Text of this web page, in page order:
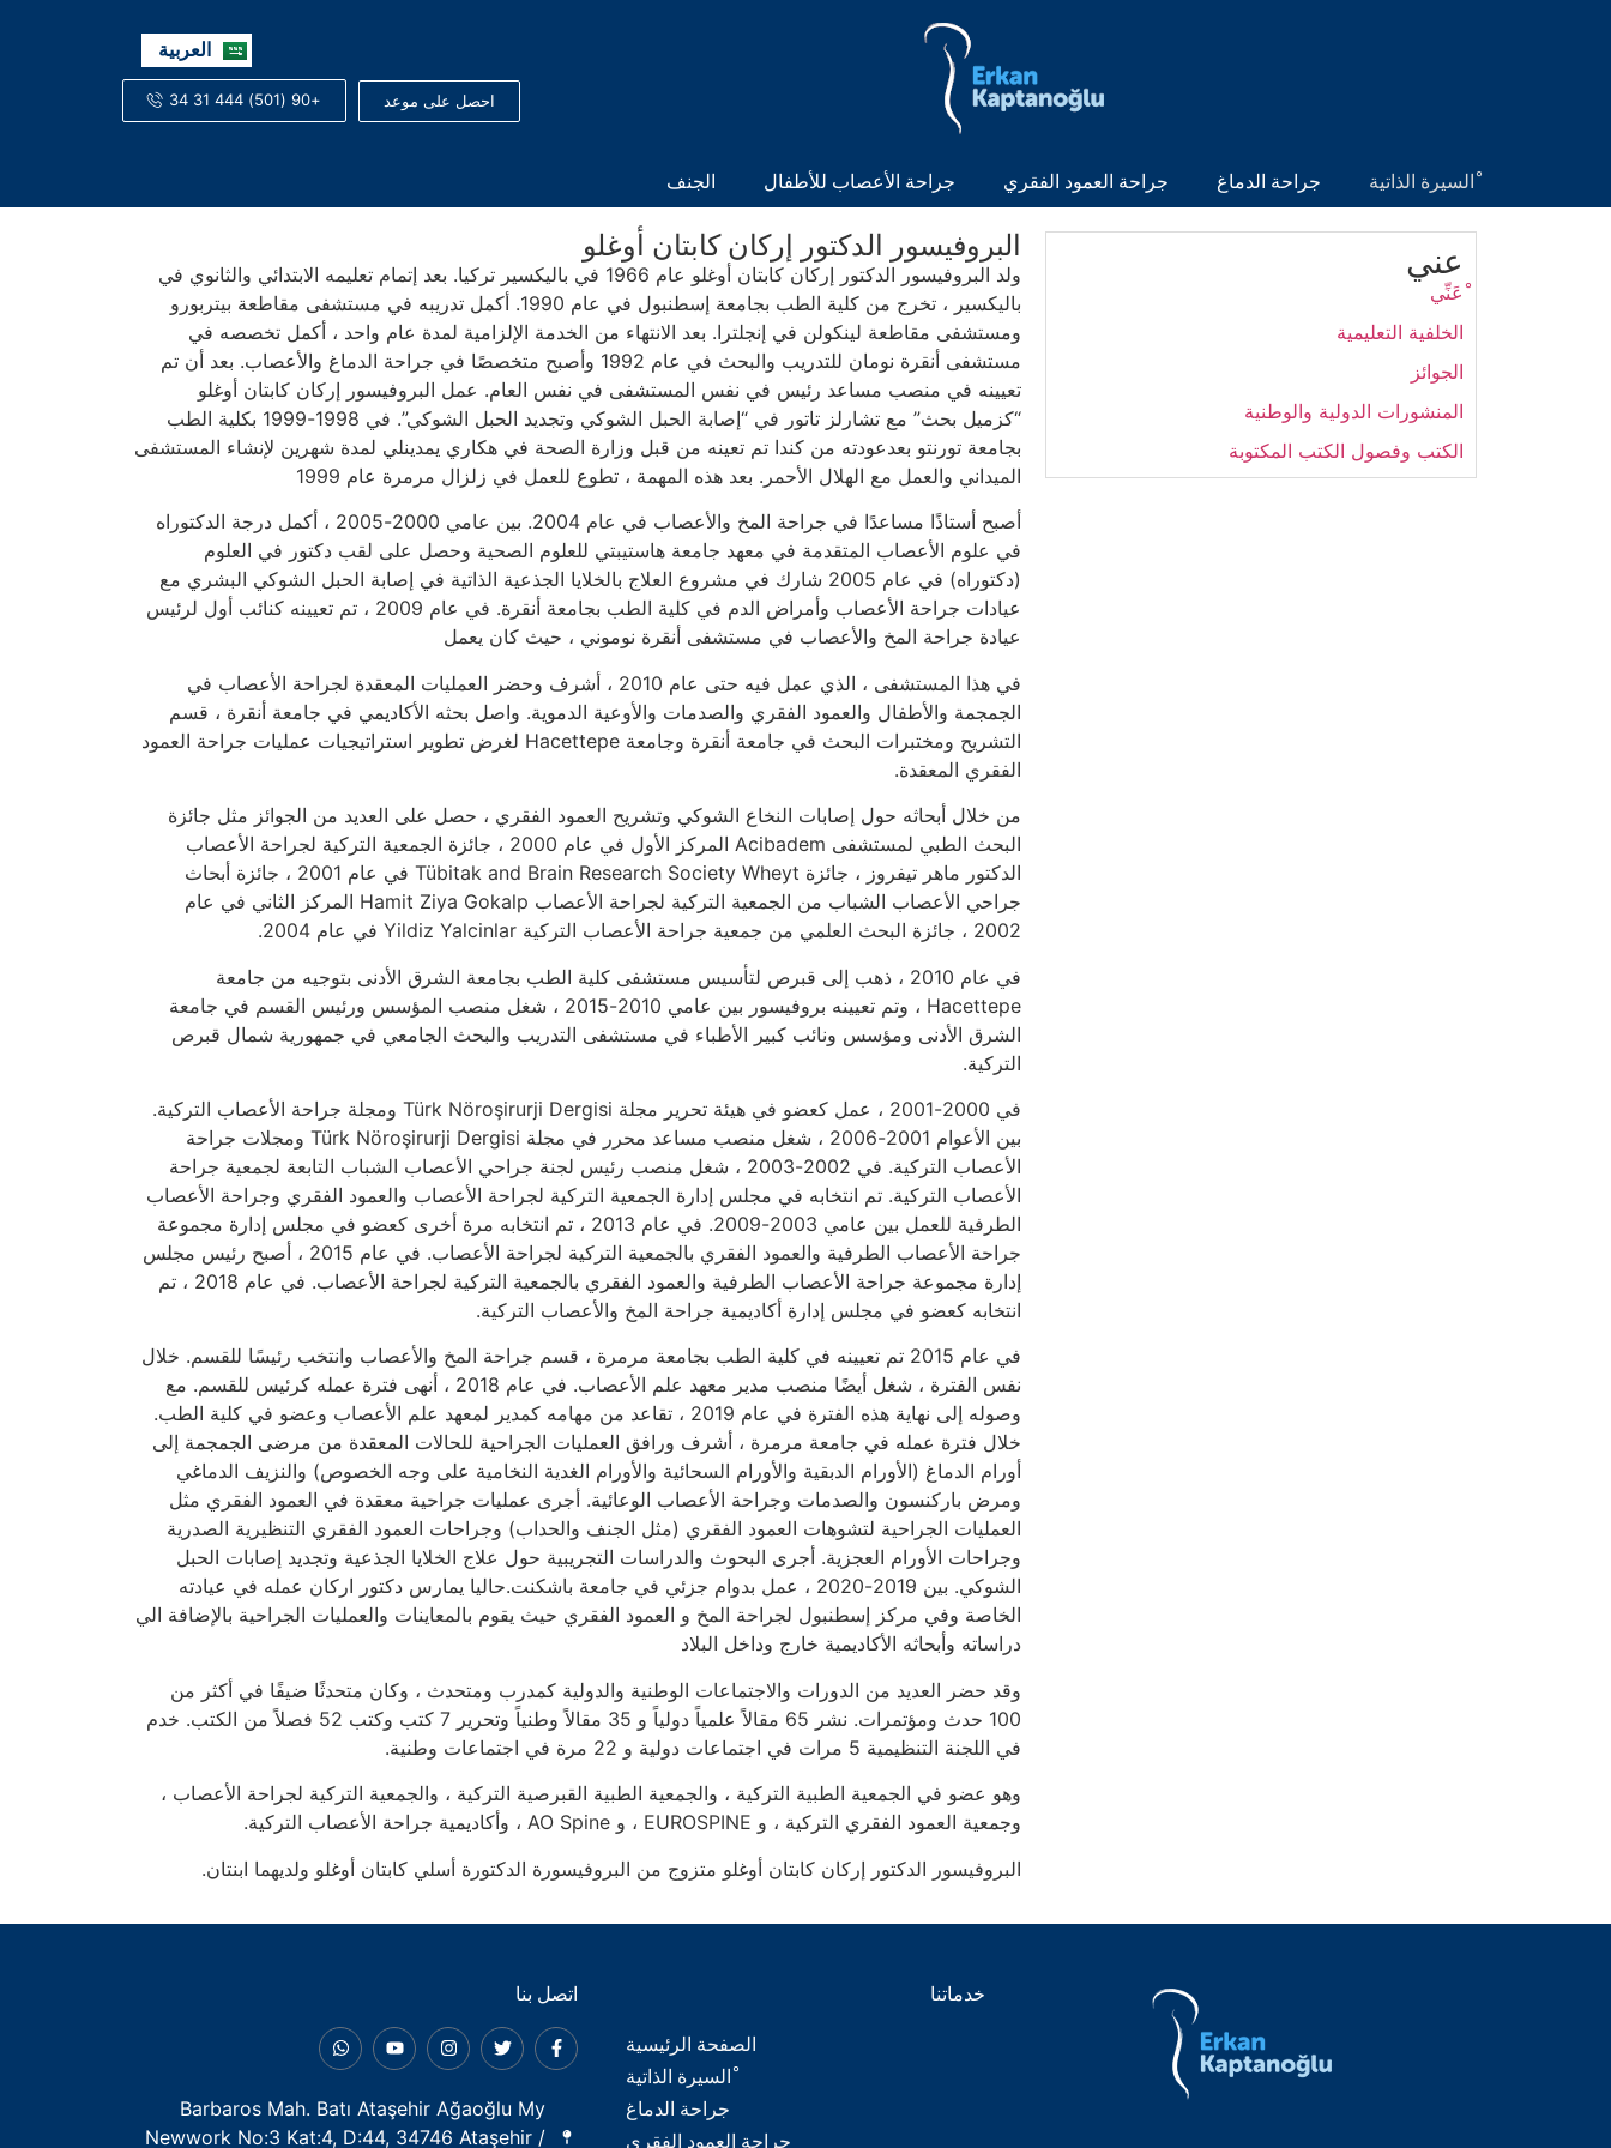
العربية
Русский
احصل على موعد +90 (501) 444 31 34
ْالسيرة الذاتية جراحة الدماغ جراحة العمود الفقري جراحة الأعصاب للأطفال الجنف
عني
ْعَنِّي
الخلفية التعليمية
الجوائز
المنشورات الدولية والوطنية
الكتب وفصول الكتب المكتوبة
البروفيسور الدكتور إركان كابتان أوغلو
ولد البروفيسور الدكتور إركان كابتان أوغلو عام 1966 في باليكسير تركيا. بعد إتمام تعليمه الابتدائي والثانوي في
باليكسير ، تخرج من كلية الطب بجامعة إسطنبول في عام 1990. أكمل تدريبه في مستشفى مقاطعة بيتربورو
ومستشفى مقاطعة لينكولن في إنجلترا. بعد الانتهاء من الخدمة الإلزامية لمدة عام واحد ، أكمل تخصصه في
مستشفى أنقرة نومان للتدريب والبحث في عام 1992 وأصبح متخصصًا في جراحة الدماغ والأعصاب. بعد أن تم
تعيينه في منصب مساعد رئيس في نفس المستشفى في نفس العام. عمل البروفيسور إركان كابتان أوغلو
“كزميل بحث” مع تشارلز تاتور في “إصابة الحبل الشوكي وتجديد الحبل الشوكي”. في 1998-1999 بكلية الطب
بجامعة تورنتو بعدعودته من كندا تم تعينه من قبل وزارة الصحة في هكاري يمدينلي لمدة شهرين لإنشاء المستشفى
الميداني والعمل مع الهلال الأحمر. بعد هذه المهمة ، تطوع للعمل في زلزال مرمرة عام 1999
أصبح أستاذًا مساعدًا في جراحة المخ والأعصاب في عام 2004. بين عامي 2000-2005 ، أكمل درجة الدكتوراه
في علوم الأعصاب المتقدمة في معهد جامعة هاستيبتي للعلوم الصحية وحصل على لقب دكتور في العلوم
(دكتوراه) في عام 2005 شارك في مشروع العلاج بالخلايا الجذعية الذاتية في إصابة الحبل الشوكي البشري مع
عيادات جراحة الأعصاب وأمراض الدم في كلية الطب بجامعة أنقرة. في عام 2009 ، تم تعيينه كنائب أول لرئيس
عيادة جراحة المخ والأعصاب في مستشفى أنقرة نوموني ، حيث كان يعمل
في هذا المستشفى ، الذي عمل فيه حتى عام 2010 ، أشرف وحضر العمليات المعقدة لجراحة الأعصاب في
الجمجمة والأطفال والعمود الفقري والصدمات والأوعية الدموية. واصل بحثه الأكاديمي في جامعة أنقرة ، قسم
التشريح ومختبرات البحث في جامعة أنقرة وجامعة Hacettepe لغرض تطوير استراتيجيات عمليات جراحة العمود
الفقري المعقدة.
من خلال أبحاثه حول إصابات النخاع الشوكي وتشريح العمود الفقري ، حصل على العديد من الجوائز مثل جائزة
البحث الطبي لمستشفى Acibadem المركز الأول في عام 2000 ، جائزة الجمعية التركية لجراحة الأعصاب
الدكتور ماهر تيفروز ، جائزة Tübitak and Brain Research Society Wheyt في عام 2001 ، جائزة أبحاث
جراحي الأعصاب الشباب من الجمعية التركية لجراحة الأعصاب Hamit Ziya Gokalp المركز الثاني في عام
2002 ، جائزة البحث العلمي من جمعية جراحة الأعصاب التركية Yildiz Yalcinlar في عام 2004.
في عام 2010 ، ذهب إلى قبرص لتأسيس مستشفى كلية الطب بجامعة الشرق الأدنى بتوجيه من جامعة
Hacettepe ، وتم تعيينه بروفيسور بين عامي 2010-2015 ، شغل منصب المؤسس ورئيس القسم في جامعة
الشرق الأدنى ومؤسس ونائب كبير الأطباء في مستشفى التدريب والبحث الجامعي في جمهورية شمال قبرص
التركية.
في 2000-2001 ، عمل كعضو في هيئة تحرير مجلة Türk Nöroşirurji Dergisi ومجلة جراحة الأعصاب التركية.
بين الأعوام 2001-2006 ، شغل منصب مساعد محرر في مجلة Türk Nöroşirurji Dergisi ومجلات جراحة
الأعصاب التركية. في 2002-2003 ، شغل منصب رئيس لجنة جراحي الأعصاب الشباب التابعة لجمعية جراحة
الأعصاب التركية. تم انتخابه في مجلس إدارة الجمعية التركية لجراحة الأعصاب والعمود الفقري وجراحة الأعصاب
الطرفية للعمل بين عامي 2003-2009. في عام 2013 ، تم انتخابه مرة أخرى كعضو في مجلس إدارة مجموعة
جراحة الأعصاب الطرفية والعمود الفقري بالجمعية التركية لجراحة الأعصاب. في عام 2015 ، أصبح رئيس مجلس
إدارة مجموعة جراحة الأعصاب الطرفية والعمود الفقري بالجمعية التركية لجراحة الأعصاب. في عام 2018 ، تم
انتخابه كعضو في مجلس إدارة أكاديمية جراحة المخ والأعصاب التركية.
في عام 2015 تم تعيينه في كلية الطب بجامعة مرمرة ، قسم جراحة المخ والأعصاب وانتخب رئيسًا للقسم. خلال
نفس الفترة ، شغل أيضًا منصب مدير معهد علم الأعصاب. في عام 2018 ، أنهى فترة عمله كرئيس للقسم. مع
وصوله إلى نهاية هذه الفترة في عام 2019 ، تقاعد من مهامه كمدير لمعهد علم الأعصاب وعضو في كلية الطب.
خلال فترة عمله في جامعة مرمرة ، أشرف ورافق العمليات الجراحية للحالات المعقدة من مرضى الجمجمة إلى
أورام الدماغ (الأورام الدبقية والأورام السحائية والأورام الغدية النخامية على وجه الخصوص) والنزيف الدماغي
ومرض باركنسون والصدمات وجراحة الأعصاب الوعائية. أجرى عمليات جراحية معقدة في العمود الفقري مثل
العمليات الجراحية لتشوهات العمود الفقري (مثل الجنف والحداب) وجراحات العمود الفقري التنظيرية الصدرية
وجراحات الأورام العجزية. أجرى البحوث والدراسات التجريبية حول علاج الخلايا الجذعية وتجديد إصابات الحبل
الشوكي. بين 2019-2020 ، عمل بدوام جزئي في جامعة باشكنت.حاليا يمارس دكتور اركان عمله في عيادته
الخاصة وفي مركز إسطنبول لجراحة المخ و العمود الفقري حيث يقوم بالمعاينات والعمليات الجراحية بالإضافة الي
دراساته وأبحاثه الأكاديمية خارج وداخل البلاد
وقد حضر العديد من الدورات والاجتماعات الوطنية والدولية كمدرب ومتحدث ، وكان متحدثًا ضيفًا في أكثر من
100 حدث ومؤتمرات. نشر 65 مقالاً علمياً دولياً و 35 مقالاً وطنياً وتحرير 7 كتب وكتب 52 فصلاً من الكتب. خدم
في اللجنة التنظيمية 5 مرات في اجتماعات دولية و 22 مرة في اجتماعات وطنية.
وهو عضو في الجمعية الطبية التركية ، والجمعية الطبية القبرصية التركية ، والجمعية التركية لجراحة الأعصاب ،
وجمعية العمود الفقري التركية ، و EUROSPINE ، و AO Spine ، وأكاديمية جراحة الأعصاب التركية.
البروفيسور الدكتور إركان كابتان أوغلو متزوج من البروفيسورة الدكتورة أسلي كابتان أوغلو ولديهما ابنتان.
خدماتنا
الصفحة الرئيسية
ْالسيرة الذاتية
جراحة الدماغ
جراحة العمود الفقري
اتصل بنا
Barbaros Mah. Batı Ataşehir Ağaoğlu My
Newwork No:3 Kat:4, D:44, 34746 Ataşehir /